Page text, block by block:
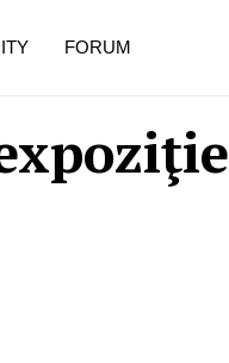
FORUM